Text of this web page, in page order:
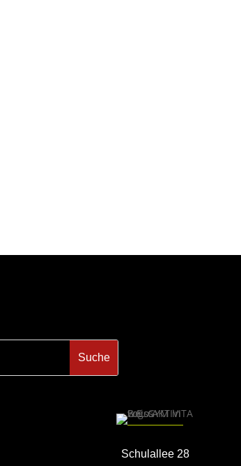
Schulallee 28